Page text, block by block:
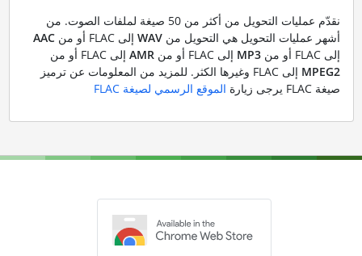
نقدّم عمليات التحويل من أكثر من 50 صيغة لملفات الصوت. من
أشهر عمليات التحويل هي التحويل من WAVإلى FLAC أو من
AAC
إلى FLAC أو من
MP3إلى FLAC أو من AMRإلى FLAC أو من
MPEG2
إلى FLAC وغيرها الكثر. للمزيد من المعلومات عن ترميز
صيغة FLAC يرجى زيارة
الموقع الرسمي لصيغة FLAC